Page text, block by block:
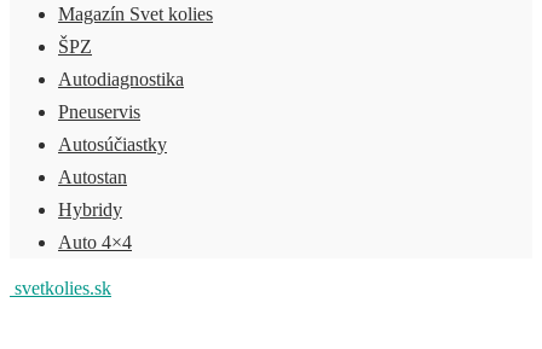
Magazín Svet kolies
ŠPZ
Autodiagnostika
Pneuservis
Autosúčiastky
Autostan
Hybridy
Auto 4×4
svetkolies.sk